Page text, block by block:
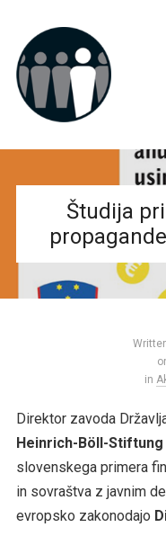
Študija
in
Direktor zavoda
Heinrich-Böll-Stiftung
slovenskega primera
in sovraštva z javnim
evropsko zakonodajo